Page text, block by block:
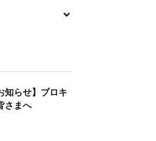
知らせ】ブロキ
さまへ